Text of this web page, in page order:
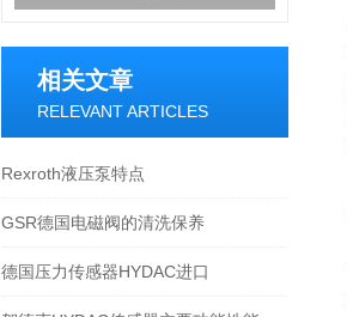
相关文章
RELEVANT ARTICLES
Rexroth液压泵特点
GSR德国电磁阀的清洗保养
德国压力传感器HYDAC进口